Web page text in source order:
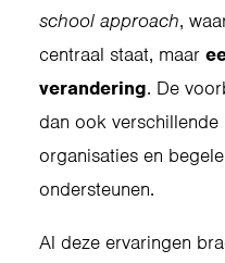
school approach,
centraal staat, maar
verandering. De
dan ook
organisaties en
ondersteunen.
Al deze ervaringen